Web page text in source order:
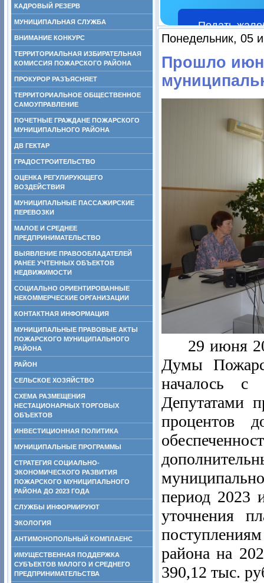
КАДРОВЫЙ РЕЗЕРВ
МУНИЦИПАЛЬНАЯ СЛУЖБА
ВНИМАНИЕ КОНКУРС
ТЕРРИТОРИАЛЬНАЯ ИЗБИРАТЕЛЬНАЯ
КОМИССИЯ ПОЖАРСКОГО РАЙОНА
ПРОКУРОР РАЗЪЯСНЯЕТ
ТЕРРИТОРИАЛЬНОЕ ОБЩЕСТВЕННОЕ
САМОУПРАВЛЕНИЕ
ПОЧЕТНЫЕ ГРАЖДАНЕ ПОЖАРСКОГО
МУНИЦИПАЛЬНОГО РАЙОНА
ДВ ГЕКТАР
ГРАДОСТРОИТЕЛЬСТВО
ОЦЕНКА РЕГУЛИРУЮЩЕГО
ВОЗДЕЙСТВИЯ
МУНИЦИПАЛЬНЫЕ ПАССАЖИРСКИЕ
ПЕРЕВОЗКИ
МАЛОЕ И СРЕДНЕЕ
ПРЕДПРИНИМАТЕЛЬСТВО
ВЫЯВЛЕНИЕ ПРАВООБЛАДАТЕЛЕЙ
РАНЕЕ УЧТЕННЫХ ОБЪЕКТОВ
НЕДВИЖИМОСТИ
СОЦИАЛЬНО ОРИЕНТИРОВАННЫЕ
НЕКОММЕРЧЕСКИЕ ОРГАНИЗАЦИИ
КОНТАКТНАЯ ИНФОРМАЦИЯ
МУНИЦИПАЛЬНЫЕ ПРАВОВЫЕ АКТЫ
ПОЖАРСКОГО МУНИЦИПАЛЬНОГО
РАЙОНА
РАЙОН
СЕЛЬСКОЕ ХОЗЯЙСТВО
СХЕМА РАЗМЕЩЕНИЯ
НЕСТАЦИОНАРНЫХ ТОРГОВЫХ
ОБЪЕКТОВ
ИНВЕСТИЦИОННАЯ ПОЛИТИКА
МУНИЦИПАЛЬНЫЕ ПРОГРАММЫ
СТРАТЕГИЯ СОЦИАЛЬНО-
ЭКОНОМИЧЕСКОГО РАЗВИТИЯ
ПОЖАРСКОГО МУНИЦИПАЛЬНОГО
РАЙОНА ДО 2023 ГОДА
СЛУЖБЫ ИНФОРМИРУЮТ
ЭКОЛОГИЯ
АНТИМОНОПОЛЬНЫЙ КОМПЛАЕНС
ИМУЩЕСТВЕННАЯ ПОДДЕРЖКА
СУБЪЕКТОВ МАЛОГО И СРЕДНЕГО
ПРЕДПРИНИМАТЕЛЬСТВА
Подать
Понедельник, 05
Прошло
29 июня
Думы
началось с
Депутатами
процентов
период 2023
уточнения
района на
390,12 тыс.